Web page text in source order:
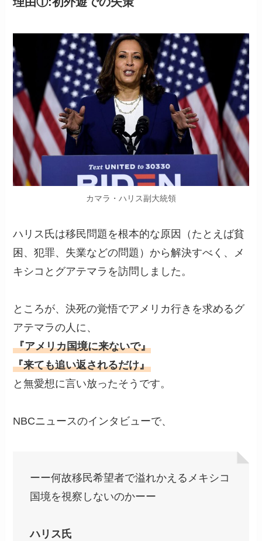
カマラ・ハリス副大統領
ハリス氏は移民問題を根本的な原因（たとえば貧
困、犯罪、失業などの問題）から解決すべく、メ
キシコとグアテマラを訪問しました。
ところが、決死の覚悟でアメリカ行きを求めるグ
アテマラの人に、
『アメリカ国境に来ないで』
『来ても追い返されるだけ』
と無愛想に言い放ったそうです。
NBCニュースのインタビューで、
ーー何故移民希望者で溢れかえるメキシコ
国境を視察しないのかーー
ハリス氏